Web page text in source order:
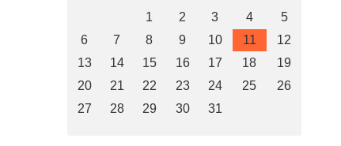
1 2 3 4
5
6
7 8 9 10 11
12
13
14 15 16 17 18
19
20
21 22 23 24 25
26
27
28 29 30 31